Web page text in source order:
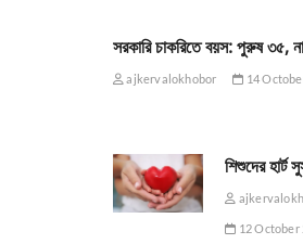
সরকারি চাকরিতে বয়স: পুরুষ ৩৫,
ajkervalokhobor 14
শিশুদের হার্ট
12 October